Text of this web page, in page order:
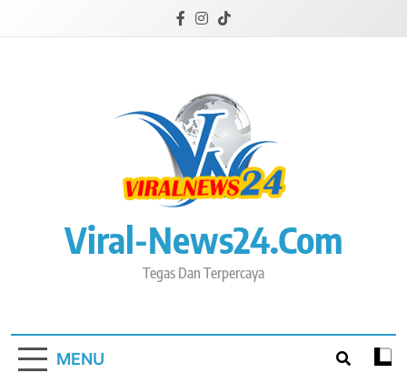
Viral-News24.com
Tegas Dan Terpercaya
MENU